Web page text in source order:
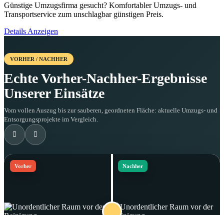
Günstige Umzugsfirma gesucht? Komfortabler Umzugs- und
Transportservice zum unschlagbar günstigen Preis.
Details Anzeigen
VORHER / NACHHER
Echte Vorher-Nachher-Ergebnisse
Unserer Einsätze
Vom vollen Auszug bis zur sauberen, geordneten Fläche: aktuelle Umzugs- und
Entsorgungsprojekte im Vergleich.
Vorher Nachher